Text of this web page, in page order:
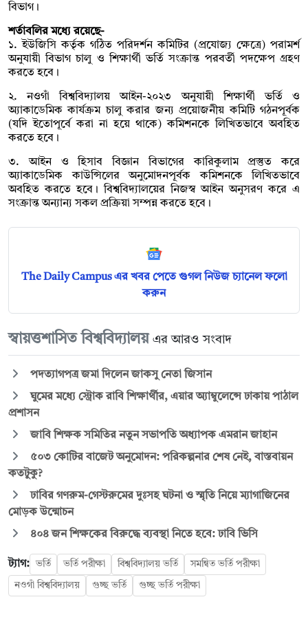
বিভাগ।
শর্তাবলির মধ্যে রয়েছে-
১. ইউজিসি কর্তৃক গঠিত পরিদর্শন কমিটির (প্রযোজ্য ক্ষেত্রে) পরামর্শ
অনুযায়ী বিভাগ চালু ও শিক্ষার্থী ভর্তি সংক্রান্ত পরবর্তী পদক্ষেপ গ্রহণ
করতে হবে।
২. নওগাঁ বিশ্ববিদ্যালয় আইন-২০২৩ অনুযায়ী শিক্ষার্থী ভর্তি ও
অ্যাকাডেমিক কার্যক্রম চালু করার জন্য প্রয়োজনীয় কমিটি গঠনপূর্বক
(যদি ইতোপূর্বে করা না হয়ে থাকে) কমিশনকে লিখিতভাবে অবহিত
করতে হবে।
৩. আইন ও হিসাব বিজ্ঞান বিভাগের কারিকুলাম প্রস্তুত করে
অ্যাকাডেমিক কাউন্সিলের অনুমোদনপূর্বক কমিশনকে লিখিতভাবে
অবহিত করতে হবে। বিশ্ববিদ্যালয়ের নিজস্ব আইন অনুসরণ করে এ
সংক্রান্ত অন্যান্য সকল প্রক্রিয়া সম্পন্ন করতে হবে।
The Daily Campus এর খবর পেতে গুগল নিউজ চ্যানেল ফলো
করুন
স্বায়ত্তশাসিত বিশ্ববিদ্যালয় এর আরও সংবাদ
পদত্যাগপত্র জমা দিলেন জাকসু নেতা জিসান
ঘুমের মধ্যে স্ট্রোক রাবি শিক্ষার্থীর, এয়ার অ্যাম্বুলেন্সে ঢাকায় পাঠাল
প্রশাসন
জাবি শিক্ষক সমিতির নতুন সভাপতি অধ্যাপক এমরান জাহান
৫০৩ কোটির বাজেট অনুমোদন: পরিকল্পনার শেষ নেই, বাস্তবায়ন
কতটুকু?
ঢাবির গণরুম-গেস্টরুমের দুঃসহ ঘটনা ও স্মৃতি নিয়ে ম্যাগাজিনের
মোড়ক উন্মোচন
৪০৪ জন শিক্ষকের বিরুদ্ধে ব্যবস্থা নিতে হবে: ঢাবি ভিসি
ট্যাগ: ভর্তি ভর্তি পরীক্ষা বিশ্ববিদ্যালয় ভর্তি সমন্বিত ভর্তি পরীক্ষা
নওগাঁ বিশ্ববিদ্যালয় গুচ্ছ ভর্তি গুচ্ছ ভর্তি পরীক্ষা